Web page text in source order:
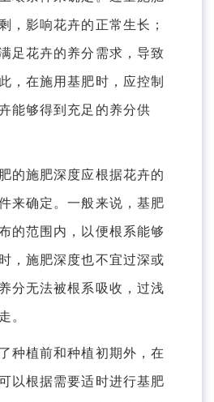
，影响花卉的正常生长；
足花卉的养分需求，导致
，在施用基肥时，应控制
能够得到充足的养分供
施肥深度应根据花卉的
来确定。一般来说，基肥
的范围内，以便根系能够
，施肥深度也不宜过深或
分无法被根系吸收，过浅
。
植前和种植初期外，在
以根据需要适时进行基肥